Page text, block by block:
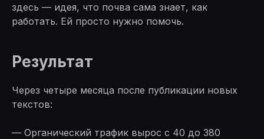
здесь — идея, что почва сама знает, как
работать. Ей просто нужно помочь.
Результат
Через четыре месяца после публикации новых
текстов:
— Органический трафик вырос с 40 до 380